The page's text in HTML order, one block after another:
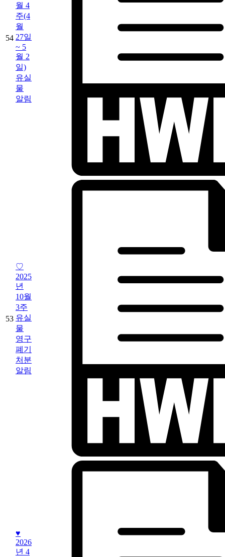
54
월 4
주(4
월
27일
~ 5
월 2
일)
유실
물
알림
53
♡
2025
년
10월
3주
유실
물
영구
폐기
처분
알림
♥
2026
년 4